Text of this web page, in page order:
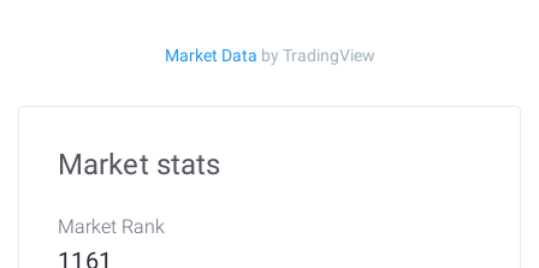
Market Data by TradingView
Market stats
Market Rank
1161